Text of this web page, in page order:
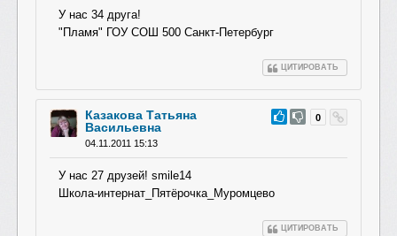
У нас 34 друга!
"Пламя" ГОУ СОШ 500 Санкт-Петербург
ЦИТИРОВАТЬ
#68 0
Казакова Татьяна
Васильевна
04.11.2011 15:13
У нас 27 друзей! smile14
Школа-интернат_Пятёрочка_Муромцево
ЦИТИРОВАТЬ